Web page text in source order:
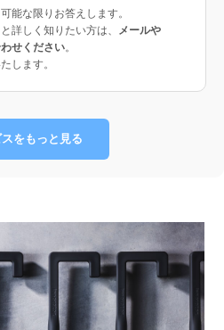
能な限りお答えします。
詳しく知りたい方は、 メールや
せください。
します。
をもっと見る